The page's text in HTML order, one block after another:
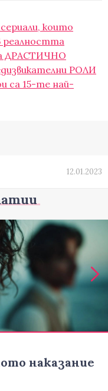
които
реалността
ДРАСТИЧНО
РОЛИ
са 15-те най-
12.01.2023
наказание